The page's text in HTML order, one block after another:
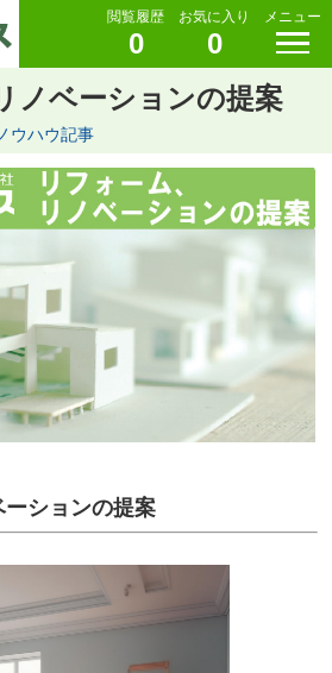
閲覧履歴
0
お気に入り
0
メニュー
ノベーションの提案
ウハウ記事
ーションの提案